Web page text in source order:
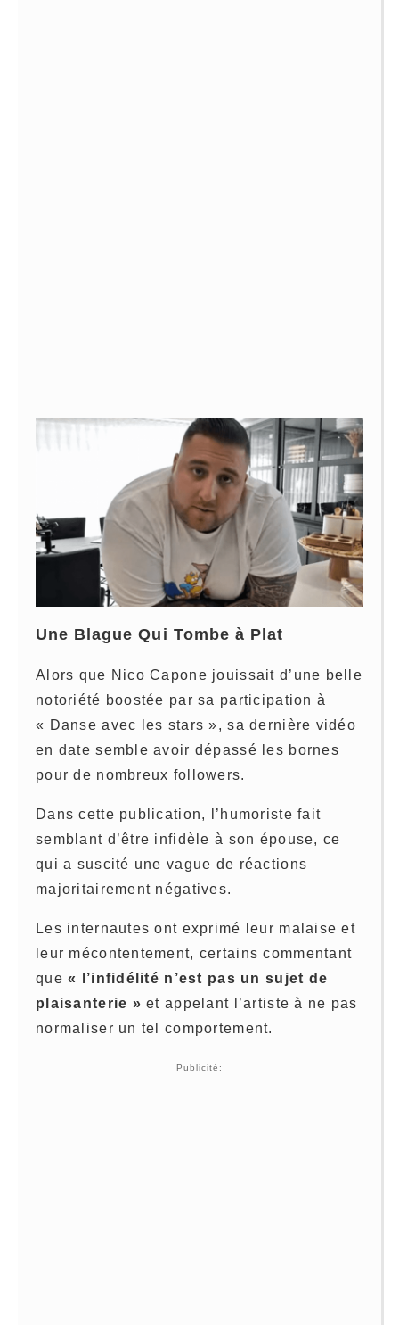
Une Blague Qui Tombe à Plat
Alors que Nico Capone jouissait d’une belle
notoriété boostée par sa participation à
« Danse avec les stars », sa dernière vidéo
en date semble avoir dépassé les bornes
pour de nombreux followers.
Dans cette publication, l’humoriste fait
semblant d’être infidèle à son épouse, ce
qui a suscité une vague de réactions
majoritairement négatives.
Les internautes ont exprimé leur malaise et
leur mécontentement, certains commentant
que« l’infidélité n’est pas un sujet de
plaisanterie » et appelant l’artiste à ne pas
normaliser un tel comportement.
Publicité: